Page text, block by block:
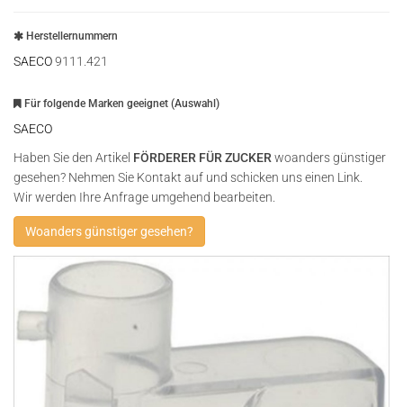
Herstellernummern
SAECO9111.421
Für folgende Marken geeignet (Auswahl)
SAECO
Haben Sie den Artikel FÖRDERER FÜR ZUCKER woanders günstiger
gesehen? Nehmen Sie Kontakt auf und schicken uns einen Link.
Wir werden Ihre Anfrage umgehend bearbeiten.
Woanders günstiger gesehen?